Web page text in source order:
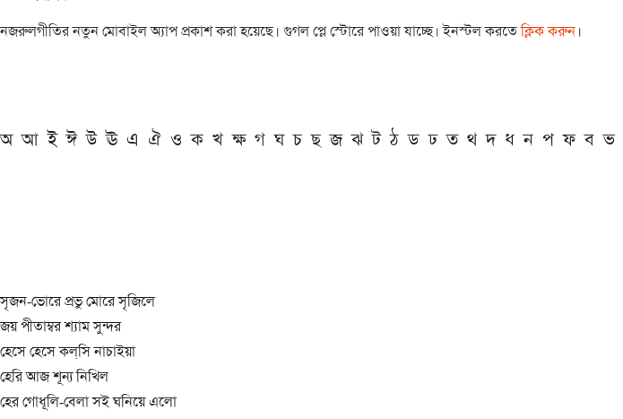
নজরুলগীতির নতুন মোবাইল অ্যাপ প্রকাশ করা হয়েছে। গুগল প্লে স্টোরে পাওয়া যাচ্ছে। ইনস্টল করতেক্লিক করুন।
অ আ ই ঈ উ ঊ এ ঐ ও ক খ ক্ষ গ ঘ চ ছ জ ঝ ট ঠ ড ঢ ত থ দ ধ ন প ফ ব ভ
সৃজন-ভোরে প্রভু মোরে সৃজিলে
জয় পীতাম্বর শ্যাম সুন্দর
হেসে হেসে কল্‌সি নাচাইয়া
হেরি আজ শূন্য নিখিল
হের গোধূলি-বেলা সই ঘনিয়ে এলো